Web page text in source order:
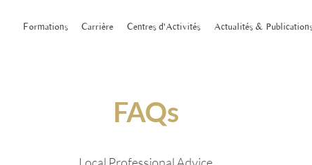
Formations Carrière Centres d'Activités Actualités & Publications
FAQs